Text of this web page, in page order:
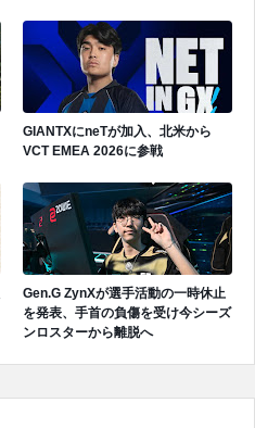
GIANTXにneTが加入、北米から
VCT EMEA 2026に参戦
Gen.G ZynXが選手活動の一時休止
を発表、手首の負傷を受け今シーズ
ンロスターから離脱へ